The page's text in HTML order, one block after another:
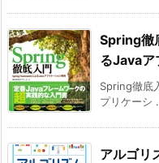
Spring徹
るJavaア
Spring徹底
プリケーシ
アルゴリ